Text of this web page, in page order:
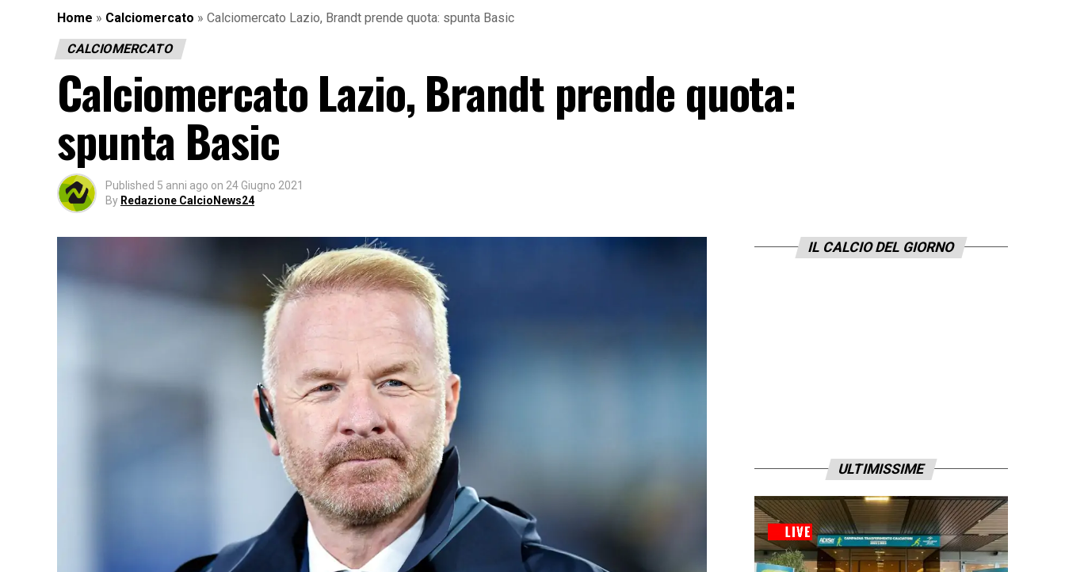
Home » Calciomercato » Calciomercato Lazio, Brandt prende quota: spunta Basic
CALCIOMERCATO
Calciomercato Lazio, Brandt prende quota:
spunta Basic
Published 5 anni ago on 24 Giugno 2021
By Redazione CalcioNews24
IL CALCIO DEL GIORNO
ULTIMISSIME